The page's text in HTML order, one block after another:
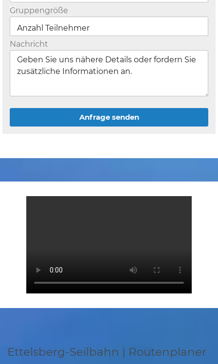
Gruppengröße
Nachricht
Anfrage senden
Ettelsberg-Seilbahn | Routenplaner